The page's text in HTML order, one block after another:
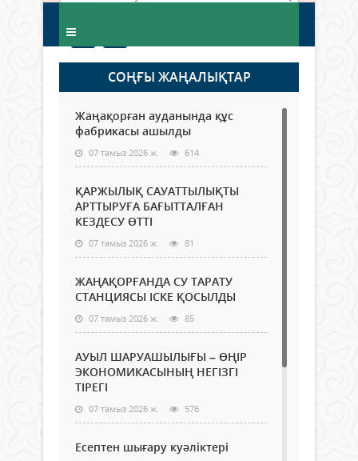
СОҢҒЫ ЖАҢАЛЫҚТАР
Жаңақорған ауданында құс
фабрикасы ашылды
07 тамыз 2026 ж. 614
ҚАРЖЫЛЫҚ САУАТТЫЛЫҚТЫ
АРТТЫРУҒА БАҒЫТТАЛҒАН
КЕЗДЕСУ ӨТТІ
07 тамыз 2026 ж. 81
ЖАҢАҚОРҒАНДА СУ ТАРАТУ
СТАНЦИЯСЫ ІСКЕ ҚОСЫЛДЫ
07 тамыз 2026 ж. 85
АУЫЛ ШАРУАШЫЛЫҒЫ – ӨҢІР
ЭКОНОМИКАСЫНЫҢ НЕГІЗГІ
ТІРЕГІ
07 тамыз 2026 ж. 576
Есептен шығару куәліктері